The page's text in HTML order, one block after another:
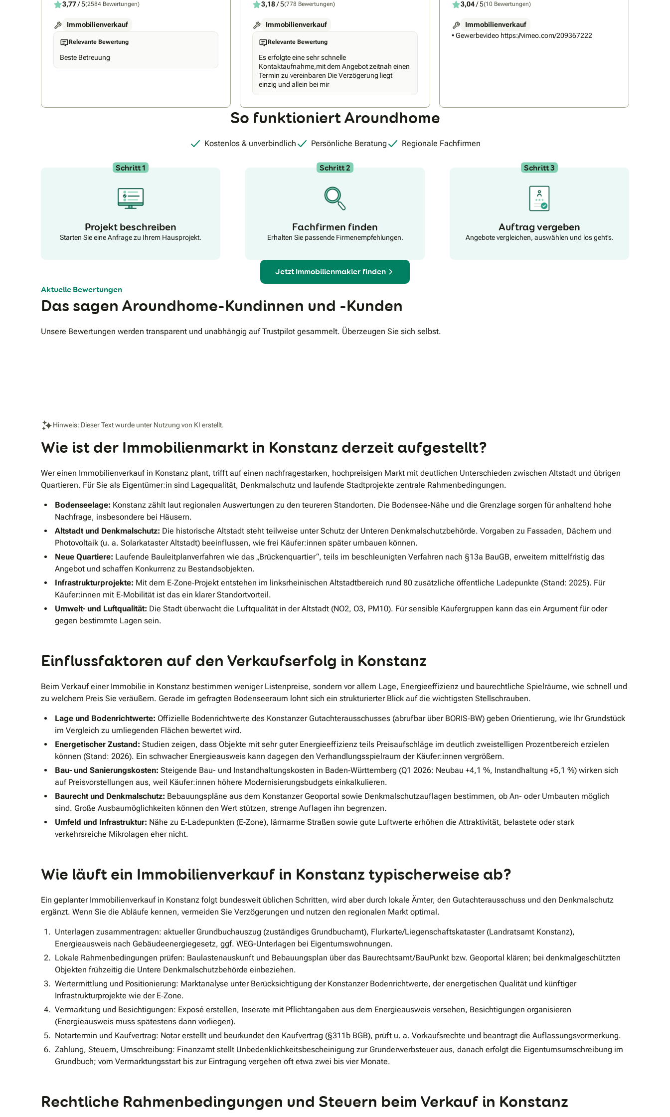
3,77/ 5(2584 Bewertungen)
Immobilienverkauf
Relevante Bewertung
Beste Betreuung
3,18/ 5(778 Bewertungen)
Immobilienverkauf
Relevante Bewertung
Es erfolgte eine sehr schnelle
Kontaktaufnahme,mit dem Angebot zeitnah einen
Termin zu vereinbaren Die Verzögerung liegt
einzig und allein bei mir
3,04/ 5(10 Bewertungen)
Immobilienverkauf
• Gewerbevideo https://vimeo.com/209367222
So funktioniert Aroundhome
Kostenlos & unverbindlich Persönliche Beratung Regionale Fachfirmen
Schritt 1
Projekt beschreiben
Starten Sie eine Anfrage zu Ihrem Hausprojekt.
Schritt 2
Fachfirmen finden
Erhalten Sie passende Firmenempfehlungen.
Schritt 3
Auftrag vergeben
Angebote vergleichen, auswählen und los geht’s.
Jetzt Immobilienmakler finden
Aktuelle Bewertungen
Das sagen Aroundhome-Kundinnen und -Kunden
Unsere Bewertungen werden transparent und unabhängig auf Trustpilot gesammelt. Überzeugen Sie sich selbst.
Hinweis: Dieser Text wurde unter Nutzung von KI erstellt.
Wie ist der Immobilienmarkt in Konstanz derzeit aufgestellt?
Wer einen Immobilienverkauf in Konstanz plant, trifft auf einen nachfragestarken, hochpreisigen Markt mit deutlichen Unterschieden zwischen Altstadt und übrigen
Quartieren. Für Sie als Eigentümer:in sind Lagequalität, Denkmalschutz und laufende Stadtprojekte zentrale Rahmenbedingungen.
Bodenseelage: Konstanz zählt laut regionalen Auswertungen zu den teureren Standorten. Die Bodensee‐Nähe und die Grenzlage sorgen für anhaltend hohe
Nachfrage, insbesondere bei Häusern.
Altstadt und Denkmalschutz: Die historische Altstadt steht teilweise unter Schutz der Unteren Denkmalschutzbehörde. Vorgaben zu Fassaden, Dächern und
Photovoltaik (u. a. Solarkataster Altstadt) beeinflussen, wie frei Käufer:innen später umbauen können.
Neue Quartiere: Laufende Bauleitplanverfahren wie das „Brückenquartier“, teils im beschleunigten Verfahren nach §13a BauGB, erweitern mittelfristig das
Angebot und schaffen Konkurrenz zu Bestandsobjekten.
Infrastrukturprojekte: Mit dem E‐Zone‐Projekt entstehen im linksrheinischen Altstadtbereich rund 80 zusätzliche öffentliche Ladepunkte (Stand: 2025). Für
Käufer:innen mit E‐Mobilität ist das ein klarer Standortvorteil.
Umwelt- und Luftqualität: Die Stadt überwacht die Luftqualität in der Altstadt (NO2, O3, PM10). Für sensible Käufergruppen kann das ein Argument für oder
gegen bestimmte Lagen sein.
Einflussfaktoren auf den Verkaufserfolg in Konstanz
Beim Verkauf einer Immobilie in Konstanz bestimmen weniger Listenpreise, sondern vor allem Lage, Energieeffizienz und baurechtliche Spielräume, wie schnell und
zu welchem Preis Sie veräußern. Gerade im gefragten Bodenseeraum lohnt sich ein strukturierter Blick auf die wichtigsten Stellschrauben.
Lage und Bodenrichtwerte: Offizielle Bodenrichtwerte des Konstanzer Gutachterausschusses (abrufbar über BORIS‐BW) geben Orientierung, wie Ihr Grundstück
im Vergleich zu umliegenden Flächen bewertet wird.
Energetischer Zustand: Studien zeigen, dass Objekte mit sehr guter Energieeffizienz teils Preisaufschläge im deutlich zweistelligen Prozentbereich erzielen
können (Stand: 2026). Ein schwacher Energieausweis kann dagegen den Verhandlungsspielraum der Käufer:innen vergrößern.
Bau- und Sanierungskosten: Steigende Bau- und Instandhaltungskosten in Baden‐Württemberg (Q1 2026: Neubau +4,1 %, Instandhaltung +5,1 %) wirken sich
auf Preisvorstellungen aus, weil Käufer:innen höhere Modernisierungsbudgets einkalkulieren.
Baurecht und Denkmalschutz: Bebauungspläne aus dem Konstanzer Geoportal sowie Denkmalschutzauflagen bestimmen, ob An- oder Umbauten möglich
sind. Große Ausbaumöglichkeiten können den Wert stützen, strenge Auflagen ihn begrenzen.
Umfeld und Infrastruktur: Nähe zu E‐Ladepunkten (E‐Zone), lärmarme Straßen sowie gute Luftwerte erhöhen die Attraktivität, belastete oder stark
verkehrsreiche Mikrolagen eher nicht.
Wie läuft ein Immobilienverkauf in Konstanz typischerweise ab?
Ein geplanter Immobilienverkauf in Konstanz folgt bundesweit üblichen Schritten, wird aber durch lokale Ämter, den Gutachterausschuss und den Denkmalschutz
ergänzt. Wenn Sie die Abläufe kennen, vermeiden Sie Verzögerungen und nutzen den regionalen Markt optimal.
Unterlagen zusammentragen: aktueller Grundbuchauszug (zuständiges Grundbuchamt), Flurkarte/Liegenschaftskataster (Landratsamt Konstanz),
Energieausweis nach Gebäudeenergiegesetz, ggf. WEG-Unterlagen bei Eigentumswohnungen.
Lokale Rahmenbedingungen prüfen: Baulastenauskunft und Bebauungsplan über das Baurechtsamt/BauPunkt bzw. Geoportal klären; bei denkmalgeschützten
Objekten frühzeitig die Untere Denkmalschutzbehörde einbeziehen.
Wertermittlung und Positionierung: Marktanalyse unter Berücksichtigung der Konstanzer Bodenrichtwerte, der energetischen Qualität und künftiger
Infrastrukturprojekte wie der E‐Zone.
Vermarktung und Besichtigungen: Exposé erstellen, Inserate mit Pflichtangaben aus dem Energieausweis versehen, Besichtigungen organisieren
(Energieausweis muss spätestens dann vorliegen).
Notartermin und Kaufvertrag: Notar erstellt und beurkundet den Kaufvertrag (§311b BGB), prüft u. a. Vorkaufsrechte und beantragt die Auflassungsvormerkung.
Zahlung, Steuern, Umschreibung: Finanzamt stellt Unbedenklichkeitsbescheinigung zur Grunderwerbsteuer aus, danach erfolgt die Eigentumsumschreibung im
Grundbuch; vom Vermarktungsstart bis zur Eintragung vergehen oft etwa zwei bis vier Monate.
Rechtliche Rahmenbedingungen und Steuern beim Verkauf in Konstanz